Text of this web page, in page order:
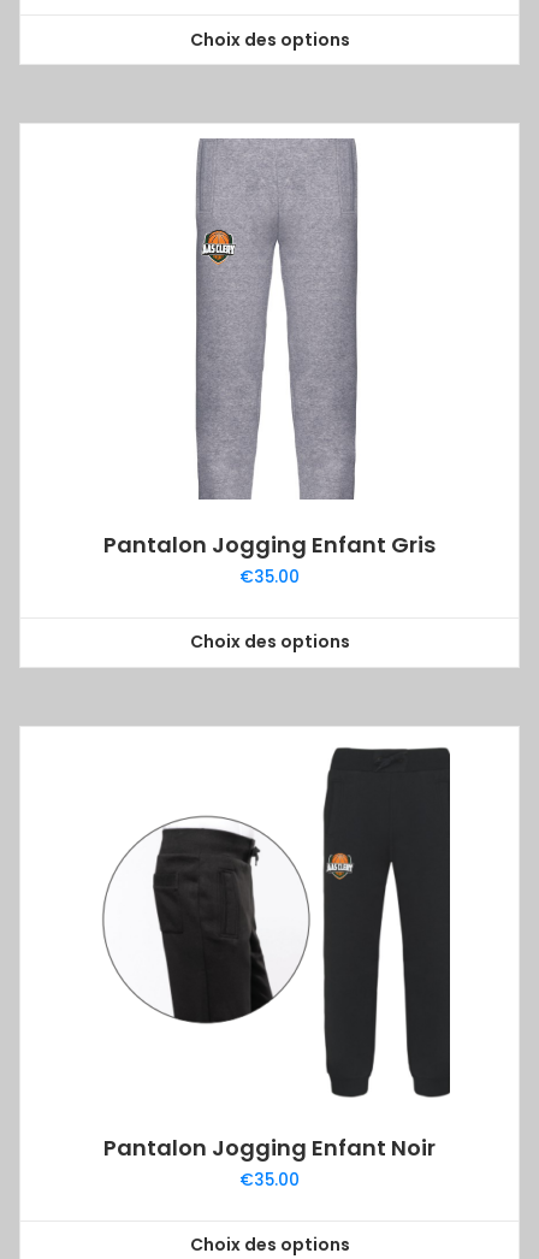
Choix des options
Ce
plusieurs
variations.
Les
options
peuvent
être
choisies
sur
page
produit
Pantalon Jogging Enfant Gris
€35.00
Choix des options
Ce
plusieurs
variations.
options
peuvent
être
choisies
la
page
produit
Pantalon Jogging Enfant Noir
€35.00
Choix des options